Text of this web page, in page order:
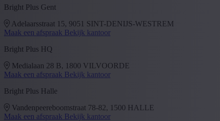
Bright Plus Gent
Adelaarsstraat 15, 9051 SINT-DENIJS-WESTREM
Maak een afspraak Bekijk kantoor
Bright Plus HQ
Medialaan 28 B, 1800 VILVOORDE
Maak een afspraak Bekijk kantoor
Bright Plus Halle
Vandenpeereboomstraat 78-82, 1500 HALLE
Maak een afspraak Bekijk kantoor